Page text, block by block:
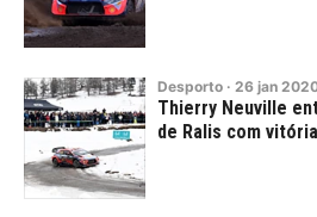
Desporto · 26 jan
Thierry Neuville
de Ralis com